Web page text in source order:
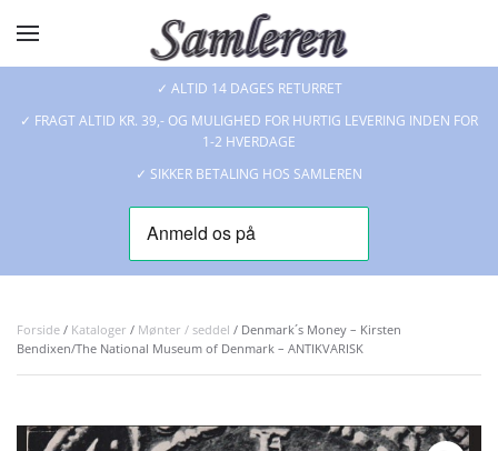
Skip to main content
✓ ALTID 14 DAGES RETURRET
✓ FRAGT ALTID KR. 39,- OG MULIGHED FOR HURTIG LEVERING INDEN FOR
1-2 HVERDAGE
✓ SIKKER BETALING HOS SAMLEREN
Forside / Kataloger / Mønter / seddel / Denmark´s Money – Kirsten
Bendixen/The National Museum of Denmark – ANTIKVARISK